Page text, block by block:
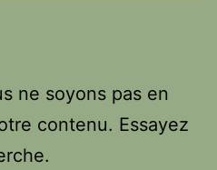
ne soyons pas en
contenu. Essayez